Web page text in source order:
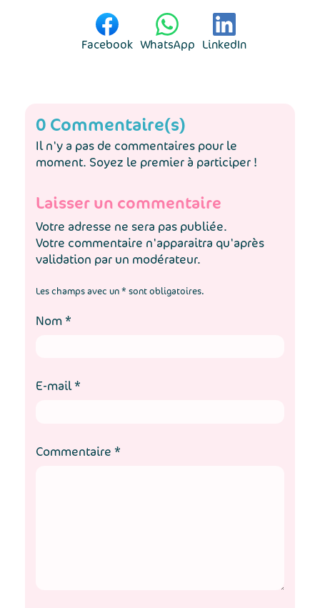
Facebook WhatsApp LinkedIn
0 Commentaire(s)
Il n'y a pas de commentaires pour le
moment. Soyez le premier à participer !
Laisser un commentaire
Votre adresse ne sera pas publiée.
Votre commentaire n'apparaitra qu'après
validation par un modérateur.
Commentaire *
Les champs avec un * sont obligatoires.
Nom *
E-mail*